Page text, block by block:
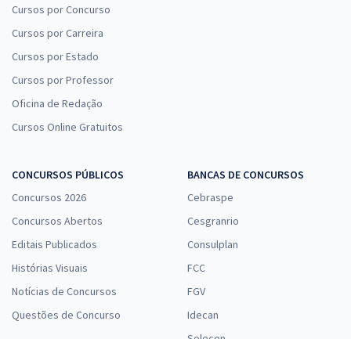
Cursos por Concurso
Cursos por Carreira
Cursos por Estado
Cursos por Professor
Oficina de Redação
Cursos Online Gratuitos
CONCURSOS PÚBLICOS
Concursos 2026
Concursos Abertos
Editais Publicados
Histórias Visuais
Notícias de Concursos
Questões de Concurso
BANCAS DE CONCURSOS
Cebraspe
Cesgranrio
Consulplan
FCC
FGV
Idecan